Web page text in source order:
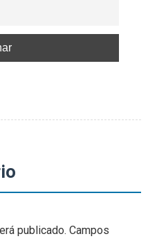
publicado. Campos